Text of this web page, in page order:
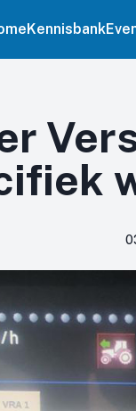
Kennisbank